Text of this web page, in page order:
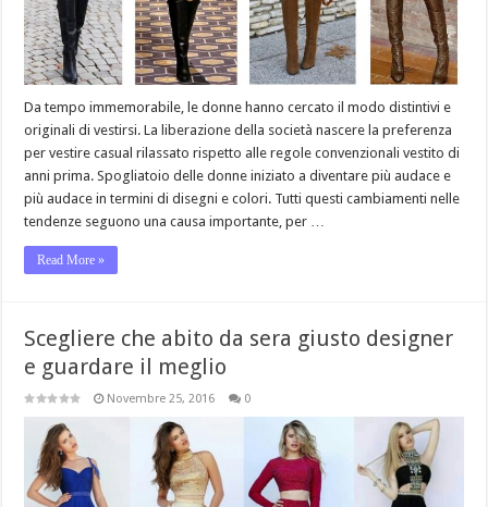
Da tempo immemorabile, le donne hanno cercato il modo distintivi e
originali di vestirsi. La liberazione della società nascere la preferenza
per vestire casual rilassato rispetto alle regole convenzionali vestito di
anni prima. Spogliatoio delle donne iniziato a diventare più audace e
più audace in termini di disegni e colori. Tutti questi cambiamenti nelle
tendenze seguono una causa importante, per …
Read More »
Scegliere che abito da sera giusto designer
e guardare il meglio
Novembre 25, 2016 0